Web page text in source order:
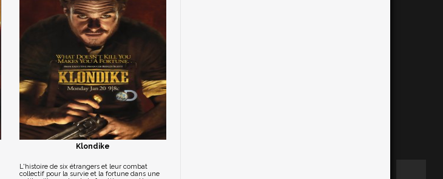
Klondike
L'histoire de six étrangers et leur combat
collectif pour la survie et la fortune dans une